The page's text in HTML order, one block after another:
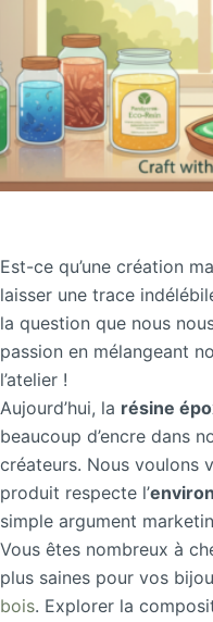
Est-ce qu’une création
laisser une trace
la question que nous
passion en mélangeant
l’atelier !
Aujourd’hui, la résine
beaucoup d’encre dans
créateurs. Nous voulons
produit respecte l’
simple argument
Vous êtes nombreux à
plus saines pour vos
bois. Explorer la